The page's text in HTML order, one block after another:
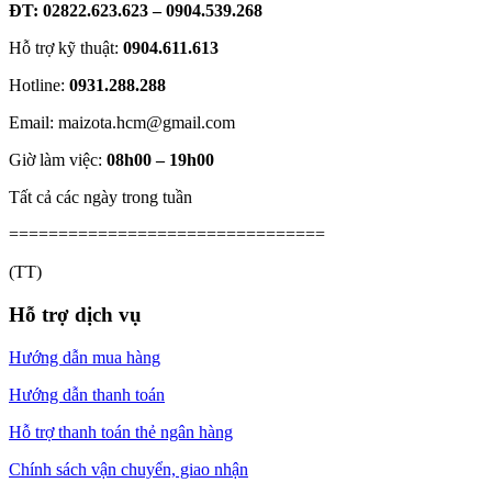
ĐT: 02822.623.623 – 0904.539.268
Hỗ trợ kỹ thuật: 0904.611.613
Hotline: 0931.288.288
Email: maizota.hcm@gmail.com
Giờ làm việc: 08h00 – 19h00
Tất cả các ngày trong tuần
================================
(TT)
Hỗ trợ dịch vụ
Hướng dẫn mua hàng
Hướng dẫn thanh toán
Hỗ trợ thanh toán thẻ ngân hàng
Chính sách vận chuyển, giao nhận